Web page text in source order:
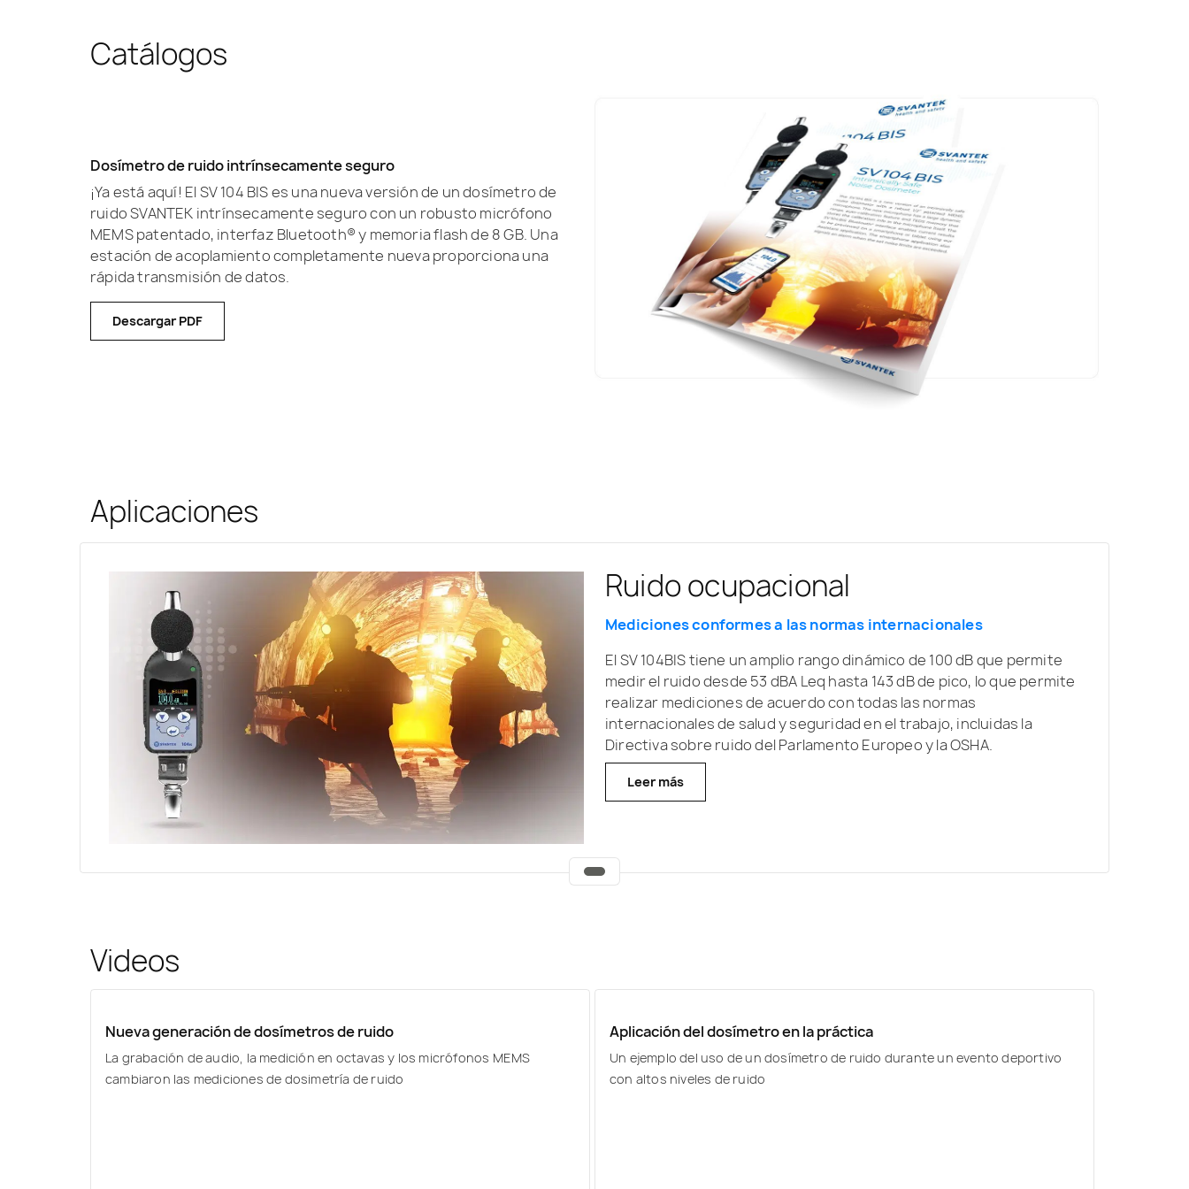
Catálogos
Dosímetro de ruido intrínsecamente seguro
¡Ya está aquí! El SV 104 BIS es una nueva versión de un dosímetro de
ruido SVANTEK intrínsecamente seguro con un robusto micrófono
MEMS patentado, interfaz Bluetooth® y memoria flash de 8 GB. Una
estación de acoplamiento completamente nueva proporciona una
rápida transmisión de datos.
Descargar PDF
Aplicaciones
Ruido ocupacional
Mediciones conformes a las normas internacionales
El SV 104BIS tiene un amplio rango dinámico de 100 dB que permite
medir el ruido desde 53 dBA Leq hasta 143 dB de pico, lo que permite
realizar mediciones de acuerdo con todas las normas
internacionales de salud y seguridad en el trabajo, incluidas la
Directiva sobre ruido del Parlamento Europeo y la OSHA.
Leer más
Videos
Nueva generación de dosímetros de ruido
La grabación de audio, la medición en octavas y los micrófonos MEMS
cambiaron las mediciones de dosimetría de ruido
Aplicación del dosímetro en la práctica
Un ejemplo del uso de un dosímetro de ruido durante un evento deportivo
con altos niveles de ruido